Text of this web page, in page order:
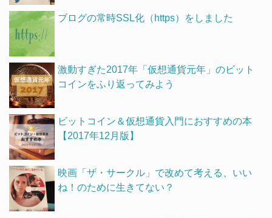
ブログの常時SSL化（https）をしました
激動すぎた2017年「仮想通貨元年」のビット
コインをふり返ってみよう
ビットコイン＆仮想通貨入門におすすめの本
【2017年12月版】
映画「ザ・サークル」で改めて考える、いい
ね！のために生きてない？